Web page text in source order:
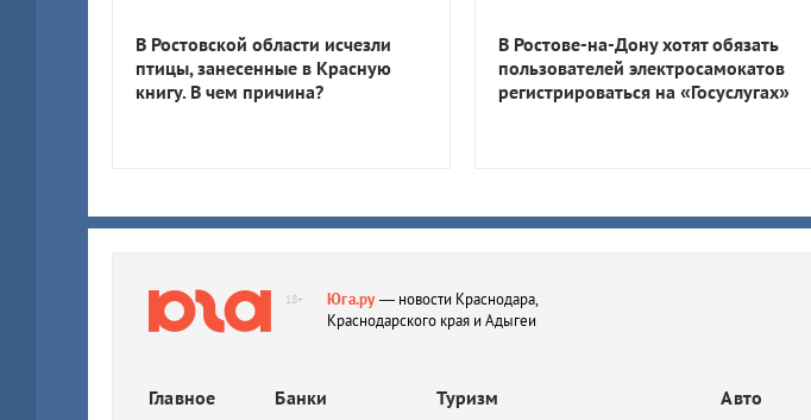
В Ростовской области исчезли
птицы, занесенные в Красную
книгу. В чем причина?
В Ростове-на-Дону хотят обязать
пользователей электросамокатов
регистрироваться на «Госуслугах»
18+ Юга.ру— новости Краснодара,
Краснодарского края и Адыгеи
Главное Банки Туризм Авто